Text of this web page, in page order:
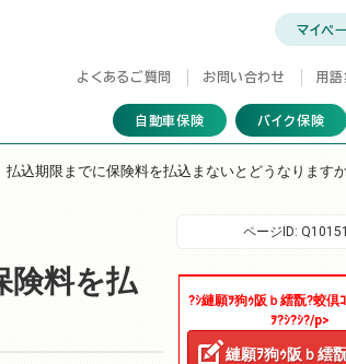
マイペ
よくあるご質問 お問い合わせ 用
自動車保険 バイク保険
込期限までに保険料を払込まないとどうなります
険料を払
?ｼ縺願ｦ狗ｩ阪ｂ繧翫?蛟倶
ｦ?ｼ?ｼ?/p>
縺願ｦ狗ｩ阪ｂ繧
ページID: Q10151